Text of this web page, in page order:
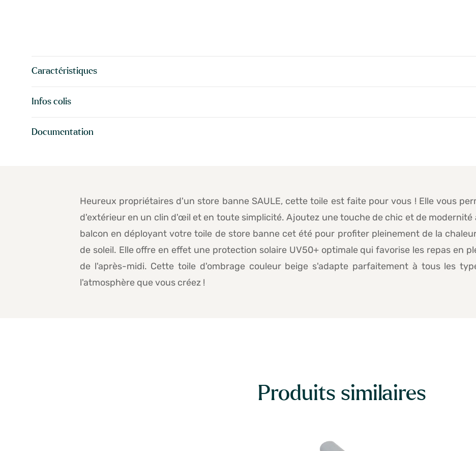
Caractéristiques
Infos colis
Documentation
Heureux propriétaires d'un store banne SAULE, cette toile est faite pour vous ! Elle vous
d'extérieur en un clin d'œil et en toute simplicité. Ajoutez une touche de chic et de modernité
balcon en déployant votre toile de store banne cet été pour profiter pleinement de la
de soleil. Elle offre en effet une protection solaire UV50+ optimale qui favorise les repas en
de l'après-midi. Cette toile d'ombrage couleur beige s'adapte parfaitement à tous les
l'atmosphère que vous créez !
Produits similaires